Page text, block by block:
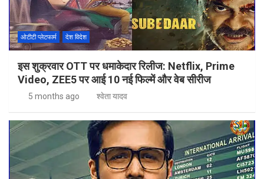
ओटीटी प्लेटफार्म देश विदेश
इस शुक्रवार OTT पर धमाकेदार रिलीज: Netflix, Prime
Video, ZEE5 पर आई 10 नई फिल्में और वेब सीरीज
5 months ago श्वेता यादव